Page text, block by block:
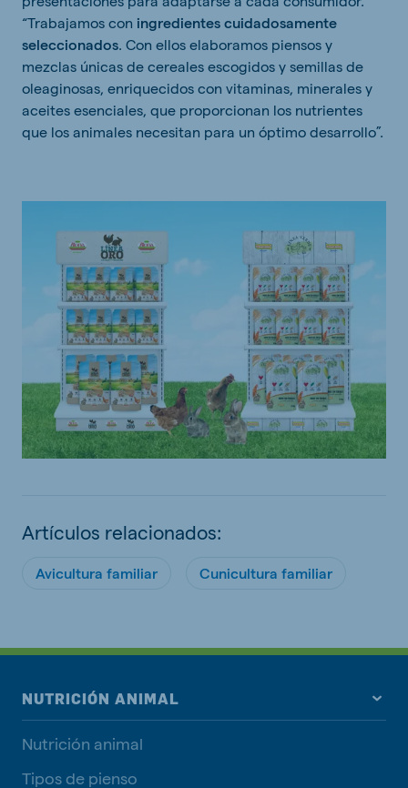
“Trabajamos con ingredientes cuidadosamente
seleccionados. Con ellos elaboramos piensos y
mezclas únicas de cereales escogidos y semillas de
oleaginosas, enriquecidos con vitaminas, minerales y
aceites esenciales, que proporcionan los nutrientes
que los animales necesitan para un óptimo desarrollo”.
Artículos relacionados:
Avicultura familiar Cunicultura familiar
NUTRICIÓN ANIMAL
Nutrición animal
Tipos de pienso